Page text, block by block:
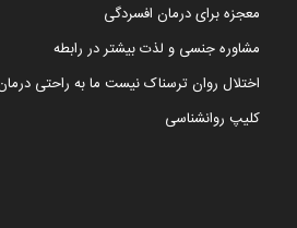
معجزه برای درمان افسردگی
مشاوره جنسی و لذت بیشتر در رابطه
اختلال روان ترسناک نیست ما به راحتی
کلیپ روانشناسی